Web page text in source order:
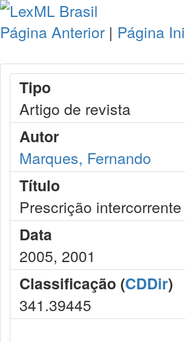
Página Anterior | Página
Tipo
Artigo de revista
Autor
Marques, Fernando
Título
Prescrição
Data
2005, 2001
Classificação (CDDir)
341.39445